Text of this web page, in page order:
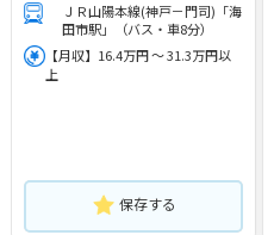
ＪＲ山陽本線(神戸－門司)「海
田市駅」（バス・車8分）
【月収】16.4万円 ～ 31.3万円以
上
保存する